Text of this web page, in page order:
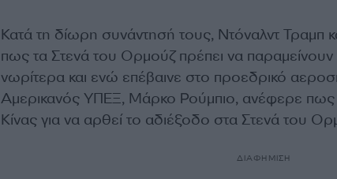
Κατά τη δίωρη συνάντησή τους, Ντόναλντ Τραμπ
πως τα Στενά του Ορμούζ πρέπει να
νωρίτερα και ενώ επέβαινε στο προεδρικό
Αμερικανός ΥΠΕΞ, Μάρκο Ρούμπιο, ανέφερε πως
Κίνας για να αρθεί το αδιέξοδο στα Στενά του
ΔΙΑΦΗΜΙΣΗ